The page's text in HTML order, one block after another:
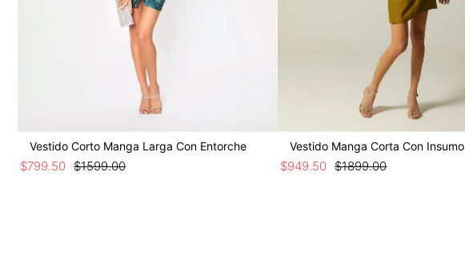
Vestido Corto Manga Larga Con Entorche
$1599.00
$799.50
Vestido Manga Corta Con Insumo
$1899.00
$949.50